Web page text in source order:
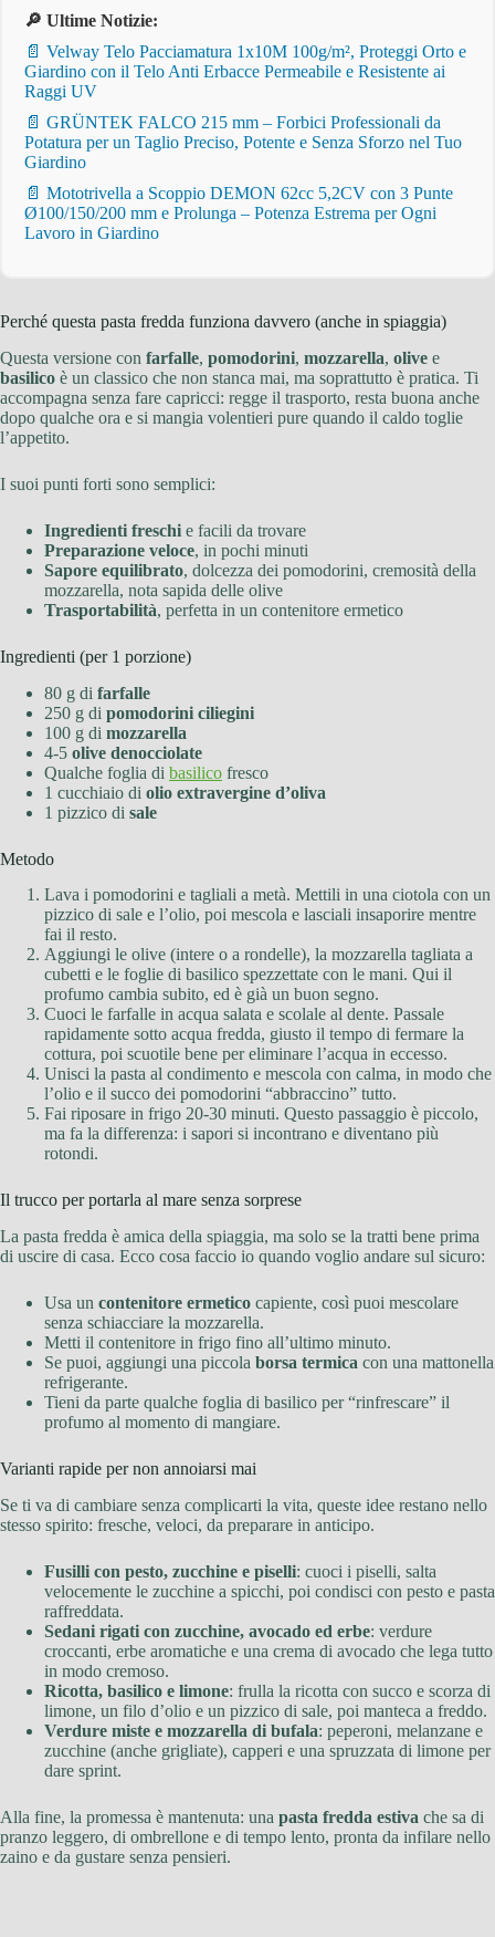
🔎 Ultime Notizie:
📄 Velway Telo Pacciamatura 1x10M 100g/m², Proteggi Orto e
Giardino con il Telo Anti Erbacce Permeabile e Resistente ai
Raggi UV
📄 GRÜNTEK FALCO 215 mm – Forbici Professionali da
Potatura per un Taglio Preciso, Potente e Senza Sforzo nel Tuo
Giardino
📄 Mototrivella a Scoppio DEMON 62cc 5,2CV con 3 Punte
Ø100/150/200 mm e Prolunga – Potenza Estrema per Ogni
Lavoro in Giardino
Perché questa pasta fredda funziona davvero (anche in spiaggia)
Questa versione con farfalle, pomodorini, mozzarella, olive e
basilico è un classico che non stanca mai, ma soprattutto è pratica. Ti
accompagna senza fare capricci: regge il trasporto, resta buona anche
dopo qualche ora e si mangia volentieri pure quando il caldo toglie
l’appetito.
I suoi punti forti sono semplici:
Ingredienti freschi e facili da trovare
Preparazione veloce, in pochi minuti
Sapore equilibrato, dolcezza dei pomodorini, cremosità della
mozzarella, nota sapida delle olive
Trasportabilità, perfetta in un contenitore ermetico
Ingredienti (per 1 porzione)
80 g di farfalle
250 g di pomodorini ciliegini
100 g di mozzarella
4-5 olive denocciolate
Qualche foglia di basilico fresco
1 cucchiaio di olio extravergine d’oliva
1 pizzico di sale
Metodo
Lava i pomodorini e tagliali a metà. Mettili in una ciotola con un
pizzico di sale e l’olio, poi mescola e lasciali insaporire mentre
fai il resto.
Aggiungi le olive (intere o a rondelle), la mozzarella tagliata a
cubetti e le foglie di basilico spezzettate con le mani. Qui il
profumo cambia subito, ed è già un buon segno.
Cuoci le farfalle in acqua salata e scolale al dente. Passale
rapidamente sotto acqua fredda, giusto il tempo di fermare la
cottura, poi scuotile bene per eliminare l’acqua in eccesso.
Unisci la pasta al condimento e mescola con calma, in modo che
l’olio e il succo dei pomodorini “abbraccino” tutto.
Fai riposare in frigo 20-30 minuti. Questo passaggio è piccolo,
ma fa la differenza: i sapori si incontrano e diventano più
rotondi.
Il trucco per portarla al mare senza sorprese
La pasta fredda è amica della spiaggia, ma solo se la tratti bene prima
di uscire di casa. Ecco cosa faccio io quando voglio andare sul sicuro:
Usa un contenitore ermetico capiente, così puoi mescolare
senza schiacciare la mozzarella.
Metti il contenitore in frigo fino all’ultimo minuto.
Se puoi, aggiungi una piccola borsa termica con una mattonella
refrigerante.
Tieni da parte qualche foglia di basilico per “rinfrescare” il
profumo al momento di mangiare.
Varianti rapide per non annoiarsi mai
Se ti va di cambiare senza complicarti la vita, queste idee restano nello
stesso spirito: fresche, veloci, da preparare in anticipo.
Fusilli con pesto, zucchine e piselli: cuoci i piselli, salta
velocemente le zucchine a spicchi, poi condisci con pesto e pasta
raffreddata.
Sedani rigati con zucchine, avocado ed erbe: verdure
croccanti, erbe aromatiche e una crema di avocado che lega tutto
in modo cremoso.
Ricotta, basilico e limone: frulla la ricotta con succo e scorza di
limone, un filo d’olio e un pizzico di sale, poi manteca a freddo.
Verdure miste e mozzarella di bufala: peperoni, melanzane e
zucchine (anche grigliate), capperi e una spruzzata di limone per
dare sprint.
Alla fine, la promessa è mantenuta: una pasta fredda estiva che sa di
pranzo leggero, di ombrellone e di tempo lento, pronta da infilare nello
zaino e da gustare senza pensieri.